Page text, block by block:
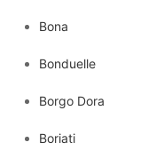
Bona
Bonduelle
Borgo Dora
Boriati